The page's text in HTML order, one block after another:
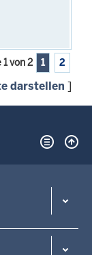
1 von 2 1 2
darstellen ]